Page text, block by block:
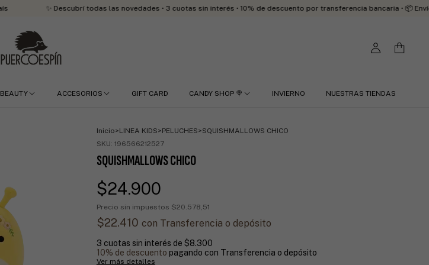
✨ Descubrí todas las novedades • 3 cuotas sin interés • 10% de descuento por transferencia bancaria • 📦 Envíos a
BEAUTY ACCESORIOS GIFT CARD CANDY SHOP 🍭 INVIERNO NUESTRAS TIENDAS
Inicio>LINEA KIDS>PELUCHES>SQUISHMALLOWS CHICO
SKU: 196566212527
SQUISHMALLOWS CHICO
$24.900
Precio sin impuestos $20.578,51
$22.410 con Transferencia o depósito
3 cuotas sin interés de $8.300
10% de descuento pagando con Transferencia o depósito
Ver más detalles